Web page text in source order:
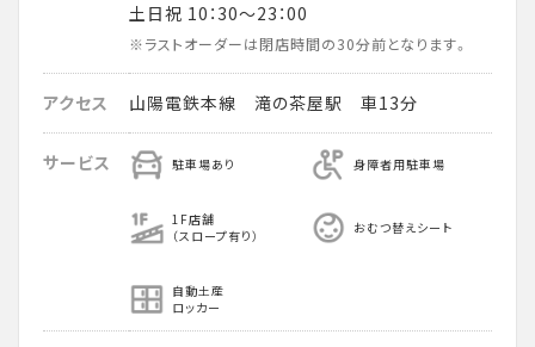
土日祝 10：30～23：00
※ラストオーダーは閉店時間の30分前となります。
アクセス 山陽電鉄本線 滝の茶屋駅 車13分
サービス 駐車場あり 身障者用駐車場
1F店舗
（スロープ有り）
おむつ替えシート
自動土産
ロッカー